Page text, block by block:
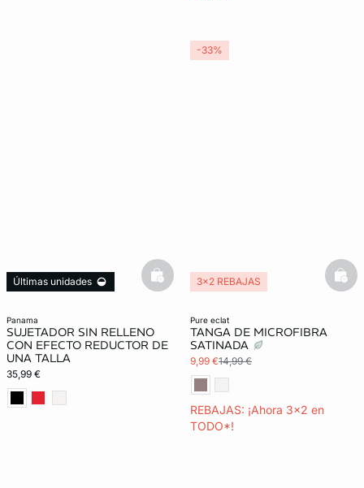
panama
SUJETADOR SIN RELLENO
CON EFECTO REDUCTOR DE
UNA TALLA
35,99 €
Últimas unidades basketfull
pure eclat
TANGA DE MICROFIBRA
SATINADA
9,99 €14,99 €
REBAJAS: ¡Ahora 3x2 en
TODO*!
3x2 REBAJAS
-33%